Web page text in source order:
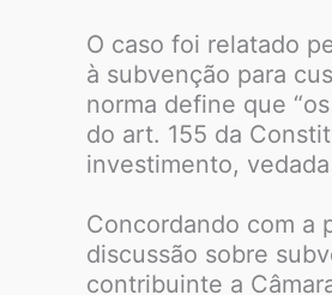
O caso foi relatado
à subvenção para
norma define que
do art. 155 da
investimento,
Concordando com a
discussão sobre
contribuinte a